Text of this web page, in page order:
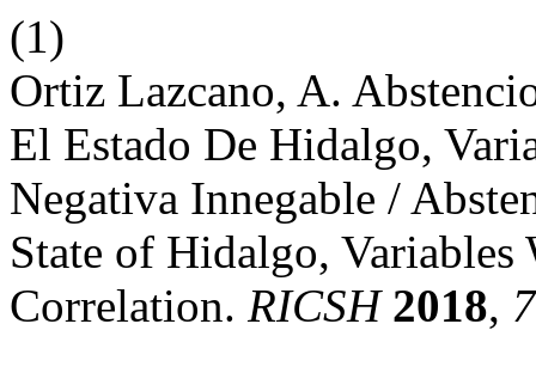
(1)
Ortiz Lazcano, A.
El Estado De Hidalgo,
Negativa Innegable /
State of Hidalgo,
Correlation. RICSH 2018, 7